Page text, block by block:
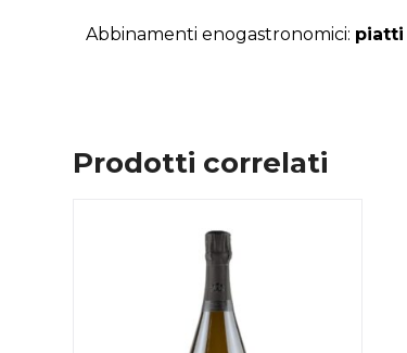
Abbinamenti enogastronomici: piatti
Prodotti correlati